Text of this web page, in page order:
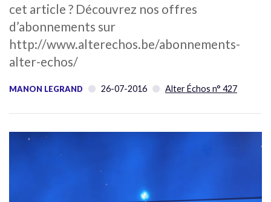
cet article ? Découvrez nos offres
d’abonnements sur
http://www.alterechos.be/abonnements-
alter-echos/
MANON LEGRAND 26-07-2016 Alter Échos n° 427